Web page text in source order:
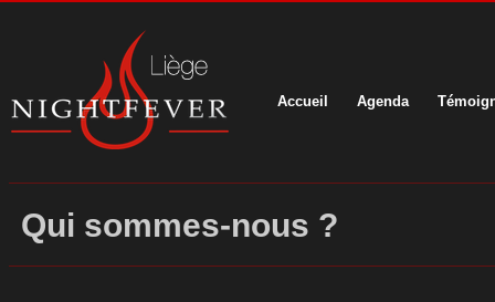
Accueil Agenda
Qui sommes-nous ?